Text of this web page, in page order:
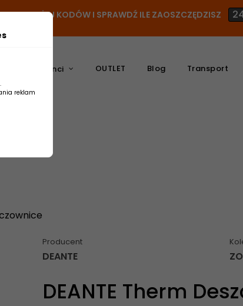
UŻYJ KODÓW I SPRAWDŹ ILE ZAOSZCZĘDZISZ
Producenci OUTLET Blog Transport
Producent
DEANTE
DEANTE Therm
reklam